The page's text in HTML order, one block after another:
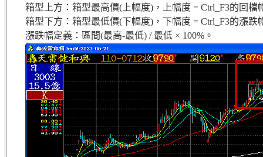
箱型上方：箱型最高價(上幅度)，上幅度 = Ctrl_F3的回檔
箱型下方：箱型最低價(下幅度)，下幅度 = Ctrl_F3的漲跌
漲跌幅定義：區間(最高-最低) / 最低 × 100%。